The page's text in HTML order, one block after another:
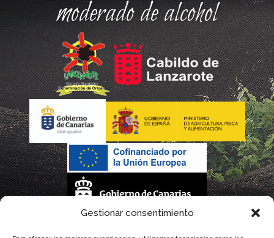
Gestionar consentimiento
moderado de alcohol